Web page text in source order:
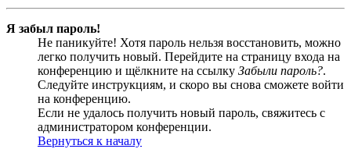
Я забыл пароль!
Не паникуйте! Хотя пароль нельзя восстановить, можно
легко получить новый. Перейдите на страницу входа на
конференцию и щёлкните на ссылку Забыли пароль?.
Следуйте инструкциям, и скоро вы снова сможете войти
на конференцию.
Если не удалось получить новый пароль, свяжитесь с
администратором конференции.
Вернуться к началу